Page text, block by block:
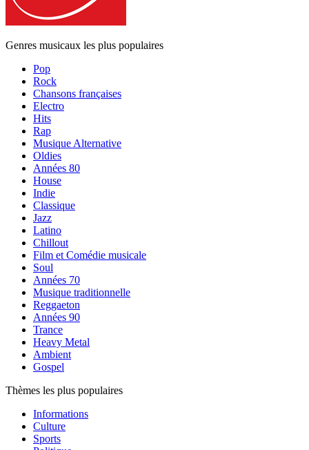
Genres musicaux les plus populaires
Pop
Rock
Chansons françaises
Electro
Hits
Rap
Musique Alternative
Oldies
Années 80
House
Indie
Classique
Jazz
Latino
Chillout
Film et Comédie musicale
Soul
Années 70
Musique traditionnelle
Reggaeton
Années 90
Trance
Heavy Metal
Ambient
Gospel
Thèmes les plus populaires
Informations
Culture
Sports